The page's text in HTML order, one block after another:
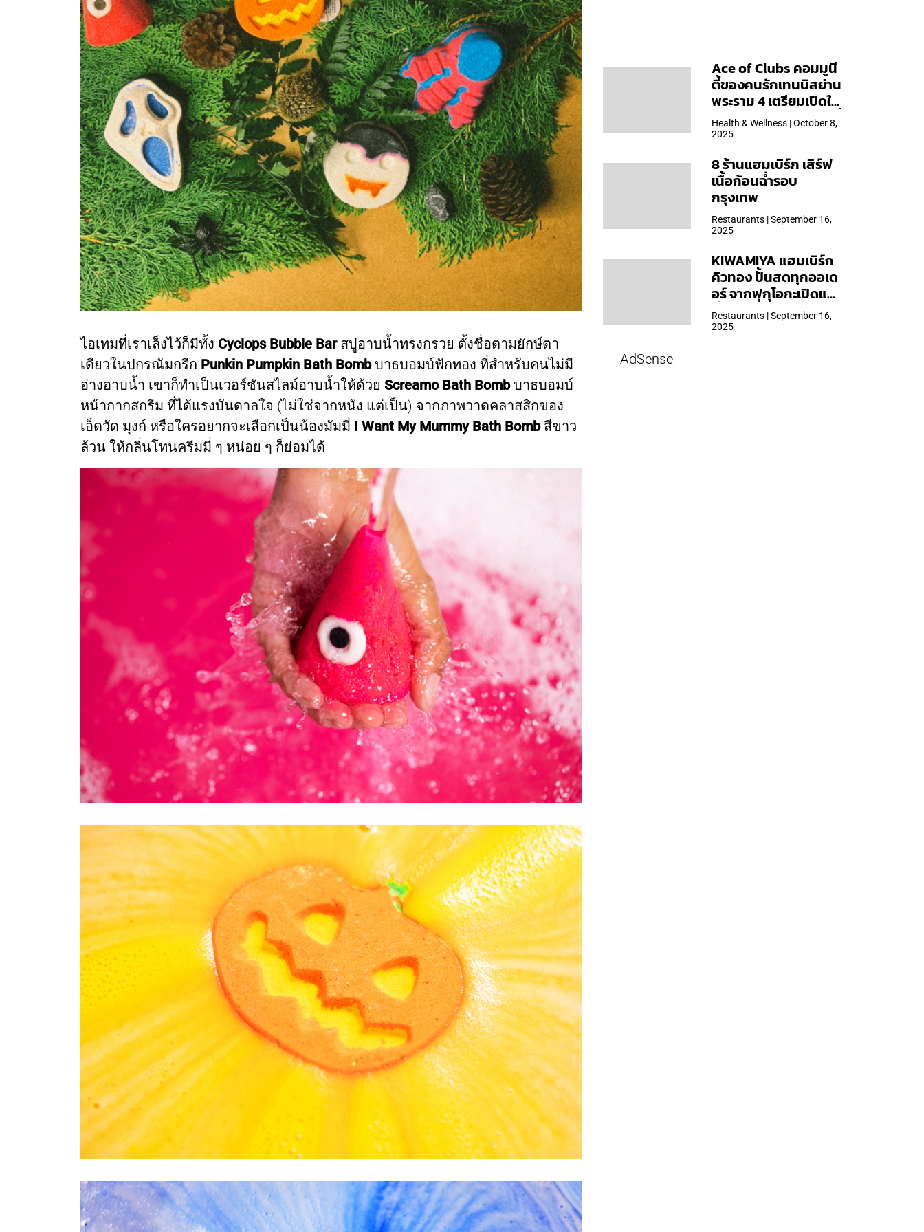
ไอเทมที่เราเล็งไว้ก็มีทั้ง Cyclops Bubble Bar สบู่อาบน้ำทรงกรวย ตั้งชื่อตามยักษ์ตา
เดียวในปกรณัมกรีก Punkin Pumpkin Bath Bombบาธบอมบ์ฟักทอง ที่สำหรับคนไม่มี
อ่างอาบน้ำ เขาก็ทำเป็นเวอร์ชันสไลม์อาบน้ำให้ด้วย Screamo Bath Bombบาธบอมบ์
หน้ากากสกรีม ที่ได้แรงบันดาลใจ (ไม่ใช่จากหนัง แต่เป็น) จากภาพวาดคลาสสิกของ
เอ็ดวัด มุงก์ หรือใครอยากจะเลือกเป็นน้องมัมมี่ I Want My Mummy Bath Bombสีขาว
ล้วน ให้กลิ่นโทนครีมมี่ ๆ หน่อย ๆ ก็ย่อมได้
Ace of Clubs คอมมูนี
ตี้ของคนรักเทนนิสย่าน
พระราม 4 เตรียมเปิดให้
บริการวันแรก 19 ต.ค. นี้
Health & Wellness | October 8,
2025
8 ร้านแฮมเบิร์ก เสิร์ฟ
เนื้อก้อนฉ่ำรอบ
กรุงเทพ
Restaurants | September 16,
2025
KIWAMIYA แฮมเบิร์ก
คิวทอง ปั้นสดทุกออเด
อร์ จากฟุกุโอกะเปิดแล้ว
ที่ Central Park
Restaurants | September 16,
2025
AdSense